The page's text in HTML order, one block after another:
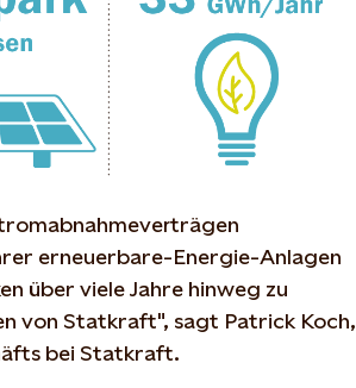
erneuerbare-Energie-Anlagen
über viele Jahre hinweg zu
von Statkraft", sagt Patrick Koch,
bei Statkraft.